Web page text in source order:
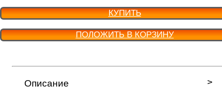
КУПИТЬ
ПОЛОЖИТЬ В КОРЗИНУ
Описание